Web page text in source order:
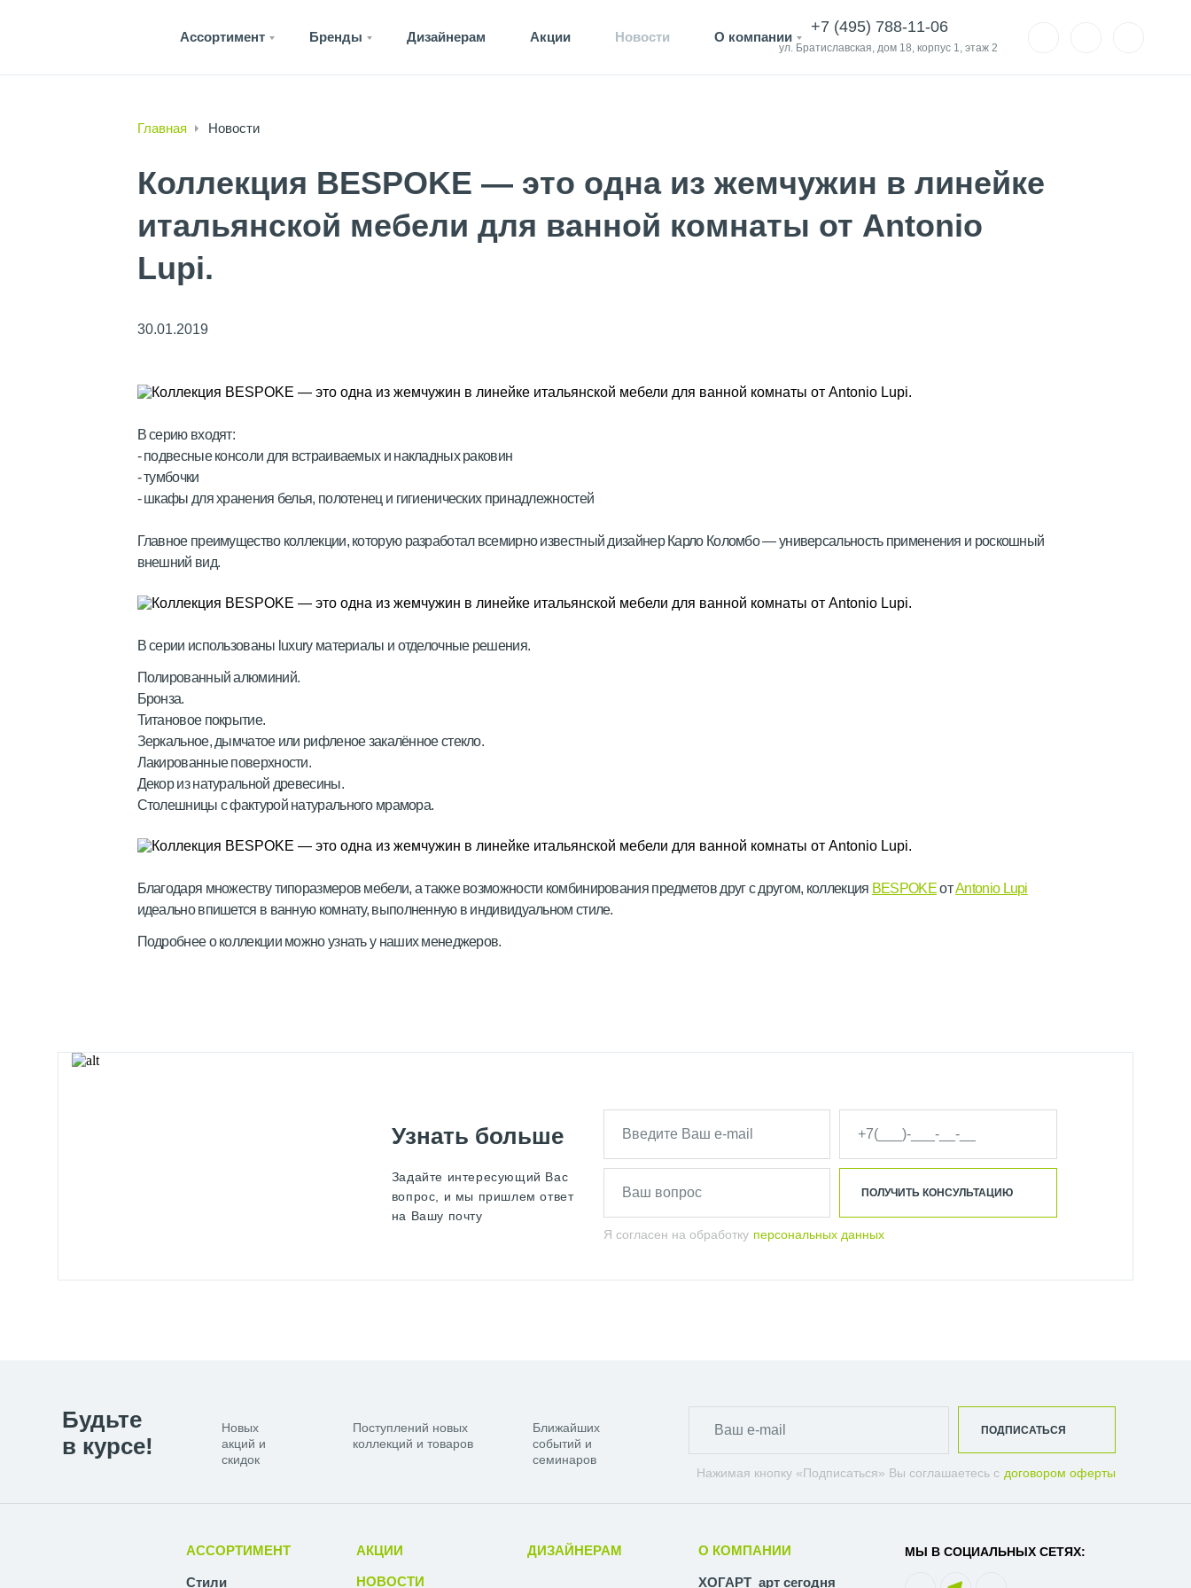
Ассортимент Бренды Дизайнерам Акции Новости О компании
+7 (495) 788-11-06
ул. Братиславская, дом 18, корпус 1, этаж 2
Главная Новости
Коллекция BESPOKE — это одна из жемчужин в линейке
итальянской мебели для ванной комнаты от Antonio
Lupi.
30.01.2019
В серию входят:
- подвесные консоли для встраиваемых и накладных раковин
- тумбочки
- шкафы для хранения белья, полотенец и гигиенических принадлежностей
Главное преимущество коллекции, которую разработал всемирно известный дизайнер Карло Коломбо — универсальность применения и роскошный
внешний вид.
В серии использованы luxury материалы и отделочные решения.
Полированный алюминий.
Бронза.
Титановое покрытие.
Зеркальное, дымчатое или рифленое закалённое стекло.
Лакированные поверхности.
Декор из натуральной древесины.
Столешницы с фактурой натурального мрамора.
Благодаря множеству типоразмеров мебели, а также возможности комбинирования предметов друг с другом, коллекция BESPOKEотAntonio Lupi
идеально впишется в ванную комнату, выполненную в индивидуальном стиле.
Подробнее о коллекции можно узнать у наших менеджеров.
Узнать больше
Задайте интересующий Вас
вопрос, и мы пришлем ответ
на Вашу почту
Я согласен на обработку персональных данных
ПОЛУЧИТЬ КОНСУЛЬТАЦИЮ
Будьте
в курсе!
Новых
акций и
скидок
Поступлений новых
коллекций и товаров
Ближайших
событий и
семинаров
Нажимая кнопку «Подписаться» Вы соглашаетесь с договором оферты
ПОДПИСАТЬСЯ
АССОРТИМЕНТ
Стили
АКЦИИ
НОВОСТИ
ДИЗАЙНЕРАМ О КОМПАНИИ
ХОГАРТ_арт сегодня
МЫ В СОЦИАЛЬНЫХ СЕТЯХ: